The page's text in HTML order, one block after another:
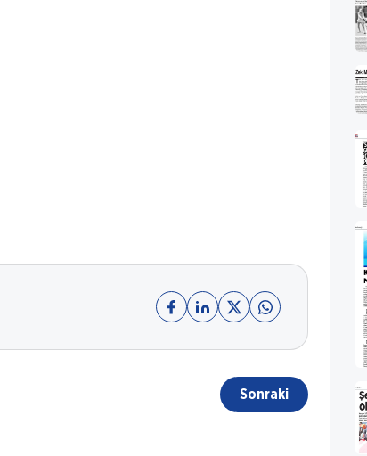
Sonraki